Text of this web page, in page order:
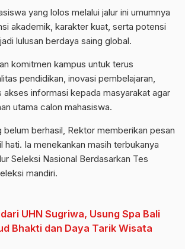
yang lolos melalui jalur ini umumnya
akademik, karakter kuat, serta potensi
lulusan berdaya saing global.
komitmen kampus untuk terus
pendidikan, inovasi pembelajaran,
akses informasi kepada masyarakat agar
utama calon mahasiswa.
belum berhasil, Rektor memberikan pesan
hati. Ia menekankan masih terbukanya
Seleksi Nasional Berdasarkan Tes
mandiri.
UHN Sugriwa, Usung Spa Bali
Bhakti dan Daya Tarik Wisata